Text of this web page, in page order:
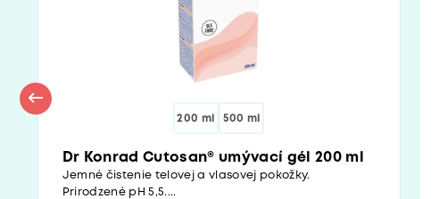
200 ml 500 ml
Dr Konrad Cutosan® umývací gél 200 ml
Jemné čistenie telovej a vlasovej pokožky.
Prirodzené pH 5,5....